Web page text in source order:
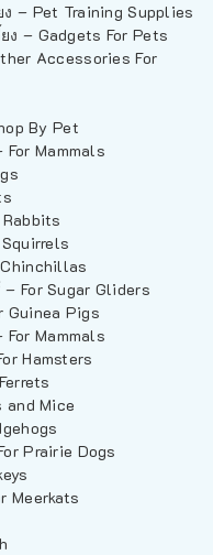
– Pet Training Supplies
ง – Gadgets For Pets
Accessories For
By Pet
Mammals
For Sugar Gliders
Guinea Pigs
Mammals
Hamsters
and Mice
Prairie Dogs
Meerkats